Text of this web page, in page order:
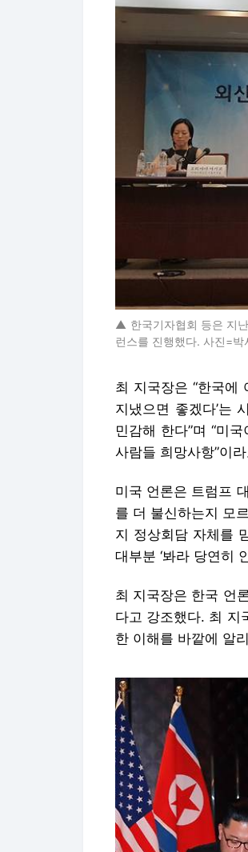
▲ 한국기자협회 등은 지
런스를 진행했다. 사진=박
최 지국장은 “한국에
지냈으면 좋겠다’는
민감해 한다”며 “미
사람들 희망사항”이
미국 언론은 트럼프
를 더 불신하는지 모
지 정상회담 자체를
대부분 ‘봐라 당연히
최 지국장은 한국 언
다고 강조했다. 최 지
한 이해를 바깥에 알